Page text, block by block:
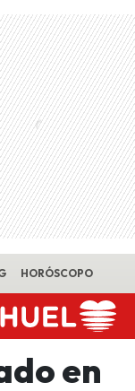
HORÓSCOPO
en